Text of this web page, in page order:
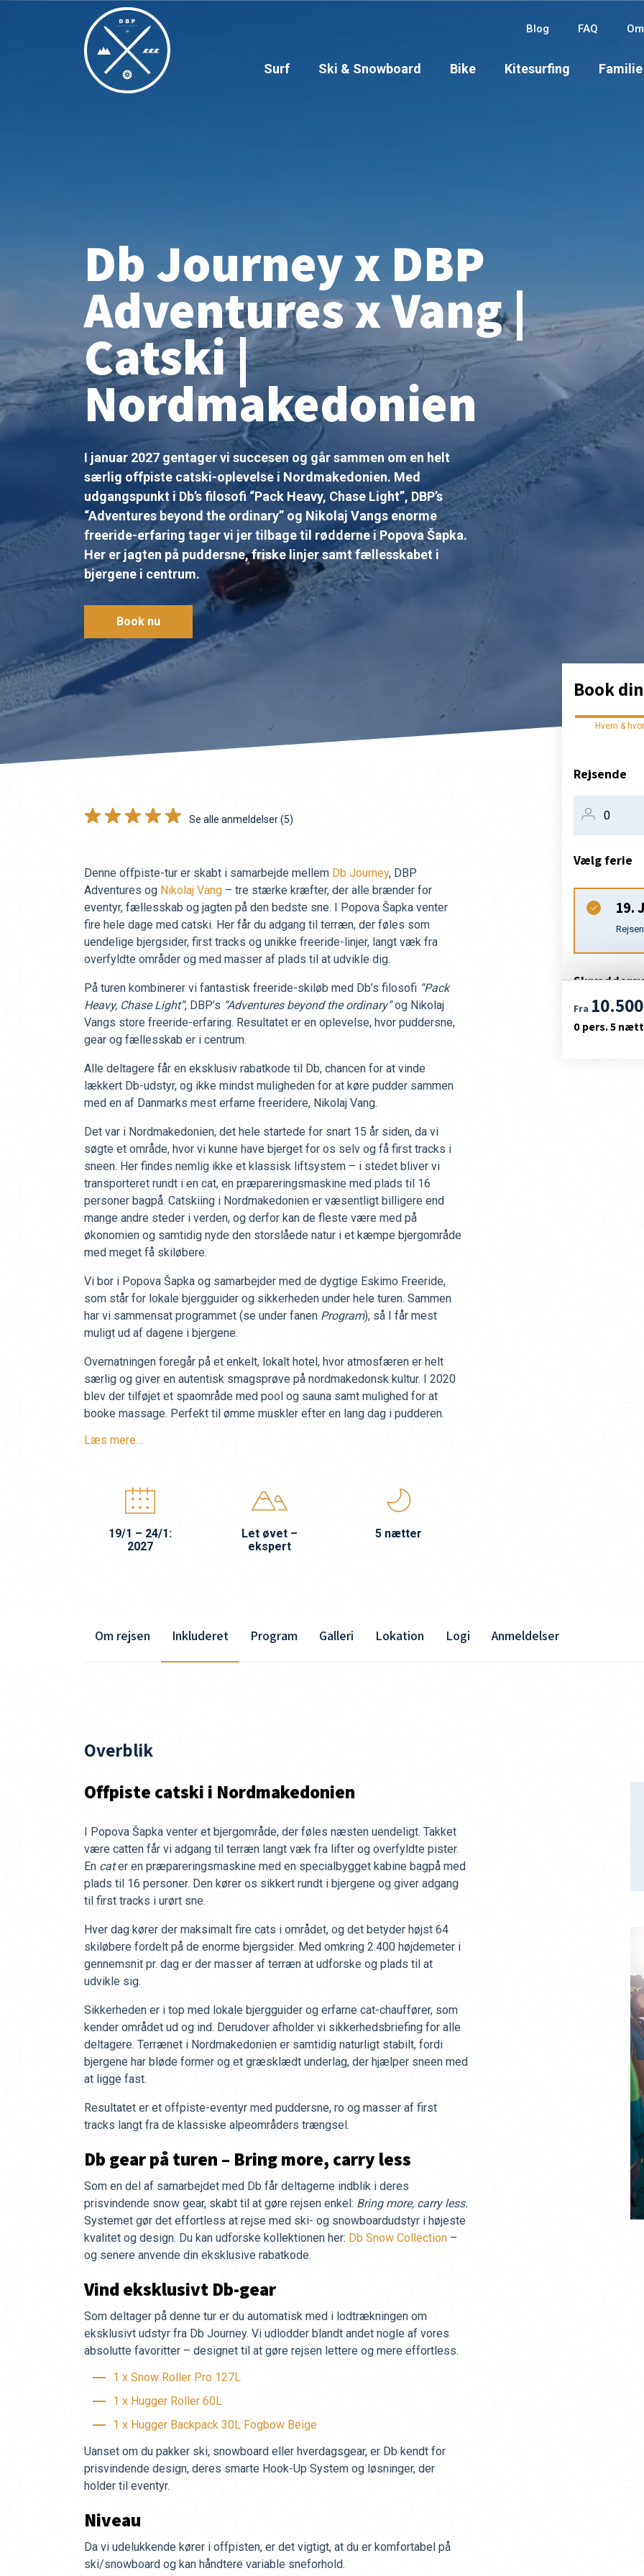
Blog FAQ
Surf Ski & Snowboard Bike Kitesurfing Familie
Db Journey x DBP
Adventures x Vang |
Catski |
Nordmakedonien
I januar 2027 gentager vi succesen og går sammen om en helt
særlig offpiste catski-oplevelse i Nordmakedonien. Med
udgangspunkt i Db’s filosofi “Pack Heavy, Chase Light”, DBP’s
“Adventures beyond the ordinary” og Nikolaj Vangs enorme
freeride-erfaring tager vi jer tilbage til rødderne i Popova Šapka.
Her er jagten på puddersne, friske linjer samt fællesskabet i
bjergene i centrum.
Book nu
Se alle anmeldelser (5)
Denne offpiste-tur er skabt i samarbejde mellem Db Journey, DBP
Adventures og Nikolaj Vang – tre stærke kræfter, der alle brænder for
eventyr, fællesskab og jagten på den bedste sne. I Popova Šapka venter
fire hele dage med catski. Her får du adgang til terræn, der føles som
uendelige bjergsider, first tracks og unikke freeride-linjer, langt væk fra
overfyldte områder og med masser af plads til at udvikle dig.
På turen kombinerer vi fantastisk freeride-skiløb med Db’s filosofi “Pack
Heavy, Chase Light”, DBP’s “Adventures beyond the ordinary”og Nikolaj
Vangs store freeride-erfaring. Resultatet er en oplevelse, hvor puddersne,
gear og fællesskab er i centrum.
Alle deltagere får en eksklusiv rabatkode til Db, chancen for at vinde
lækkert Db-udstyr, og ikke mindst muligheden for at køre pudder sammen
med en af Danmarks mest erfarne freeridere, Nikolaj Vang.
Det var i Nordmakedonien, det hele startede for snart 15 år siden, da vi
søgte et område, hvor vi kunne have bjerget for os selv og få first tracks i
sneen. Her findes nemlig ikke et klassisk liftsystem – i stedet bliver vi
transporteret rundt i en cat, en præpareringsmaskine med plads til 16
personer bagpå. Catskiing i Nordmakedonien er væsentligt billigere end
mange andre steder i verden, og derfor kan de fleste være med på
økonomien og samtidig nyde den storslåede natur i et kæmpe bjergområde
med meget få skiløbere.
Vi bor i Popova Šapka og samarbejder med de dygtige Eskimo Freeride,
som står for lokale bjergguider og sikkerheden under hele turen. Sammen
har vi sammensat programmet (se under fanen Program), så I får mest
muligt ud af dagene i bjergene.
Overnatningen foregår på et enkelt, lokalt hotel, hvor atmosfæren er helt
særlig og giver en autentisk smagsprøve på nordmakedonsk kultur. I 2020
blev der tilføjet et spaområde med pool og sauna samt mulighed for at
booke massage. Perfekt til ømme muskler efter en lang dag i pudderen.
Læs mere…
19/1 – 24/1:
2027
Let øvet –
ekspert
5 nætter
Book
Hvem &
Rejsende
Vælg ferie
19.
Denne tur
med dine
Fra
0pers.5
Om rejsen Inkluderet Program Galleri Lokation Logi Anmeldelser
Overblik
Offpiste catski i Nordmakedonien
I Popova Šapka venter et bjergområde, der føles næsten uendeligt. Takket
være catten får vi adgang til terræn langt væk fra lifter og overfyldte pister.
En cater en præpareringsmaskine med en specialbygget kabine bagpå med
plads til 16 personer. Den kører os sikkert rundt i bjergene og giver adgang
til first tracks i urørt sne.
Hver dag kører der maksimalt fire cats i området, og det betyder højst 64
skiløbere fordelt på de enorme bjergsider. Med omkring 2.400 højdemeter i
gennemsnit pr. dag er der masser af terræn at udforske og plads til at
udvikle sig.
Sikkerheden er i top med lokale bjergguider og erfarne cat-chauffører, som
kender området ud og ind. Derudover afholder vi sikkerhedsbriefing for alle
deltagere. Terrænet i Nordmakedonien er samtidig naturligt stabilt, fordi
bjergene har bløde former og et græsklædt underlag, der hjælper sneen med
at ligge fast.
Resultatet er et offpiste-eventyr med puddersne, ro og masser af first
tracks langt fra de klassiske alpeområders trængsel.
Db gear på turen – Bring more, carry less
Som en del af samarbejdet med Db får deltagerne indblik i deres
prisvindende snow gear, skabt til at gøre rejsen enkel: Bring more, carry less.
Systemet gør det effortless at rejse med ski- og snowboardudstyr i højeste
kvalitet og design. Du kan udforske kollektionen her: Db Snow Collection –
og senere anvende din eksklusive rabatkode.
Vind eksklusivt Db-gear
Som deltager på denne tur er du automatisk med i lodtrækningen om
eksklusivt udstyr fra Db Journey. Vi udlodder blandt andet nogle af vores
absolutte favoritter – designet til at gøre rejsen lettere og mere effortless.
1 x Snow Roller Pro 127L
1 x Hugger Roller 60L
1 x Hugger Backpack 30L Fogbow Beige
Uanset om du pakker ski, snowboard eller hverdagsgear, er Db kendt for
prisvindende design, deres smarte Hook-Up System og løsninger, der
holder til eventyr.
Niveau
Da vi udelukkende kører i offpisten, er det vigtigt, at du er komfortabel på
ski/snowboard og kan håndtere variable sneforhold.